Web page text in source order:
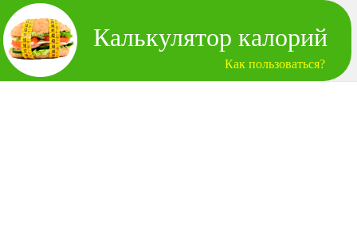
Калькулятор калорий
Как пользоваться?